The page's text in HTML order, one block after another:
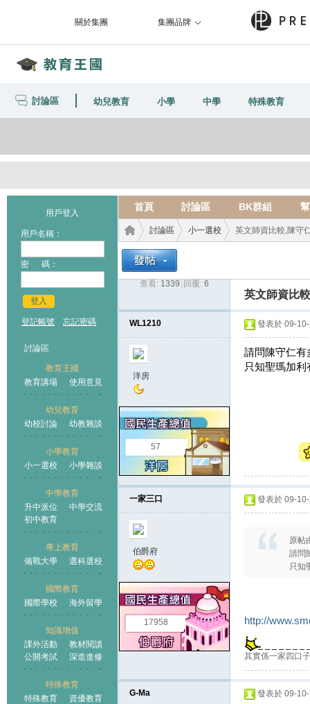
關於集團 集團品牌
討論區 幼兒教育 小學 中學 特殊教育
用戶登入
用戶名稱：
密 碼：
登入
登記帳號 忘記密碼
討論區
教育王國
教育講場
使用意見
幼兒教育
幼校討論
幼教雜談
小學教育
小一選校
小學雜談
中學教育
升中派位
中學交流
初中教育
專上教育
備戰大學
選科選校
國際教育
國際學校
海外留學
知識增值
課外活動
教材閱讀
公開考試
深造進修
特殊教育
特殊教育
資優教育
首頁 討論區 BK群組
王國
討論區
›
小一選校 英文師資比較,陳守
查看: 1339 回覆: 6
英文師資比
WL1210
洋房
57
發表於 09-
請問陳守仁有
只知聖瑪加
一家三口
伯爵府
17958
發表於 09-
原帖
請問
只知
http://
其實係一家四口子
G-Ma 發表於 09-